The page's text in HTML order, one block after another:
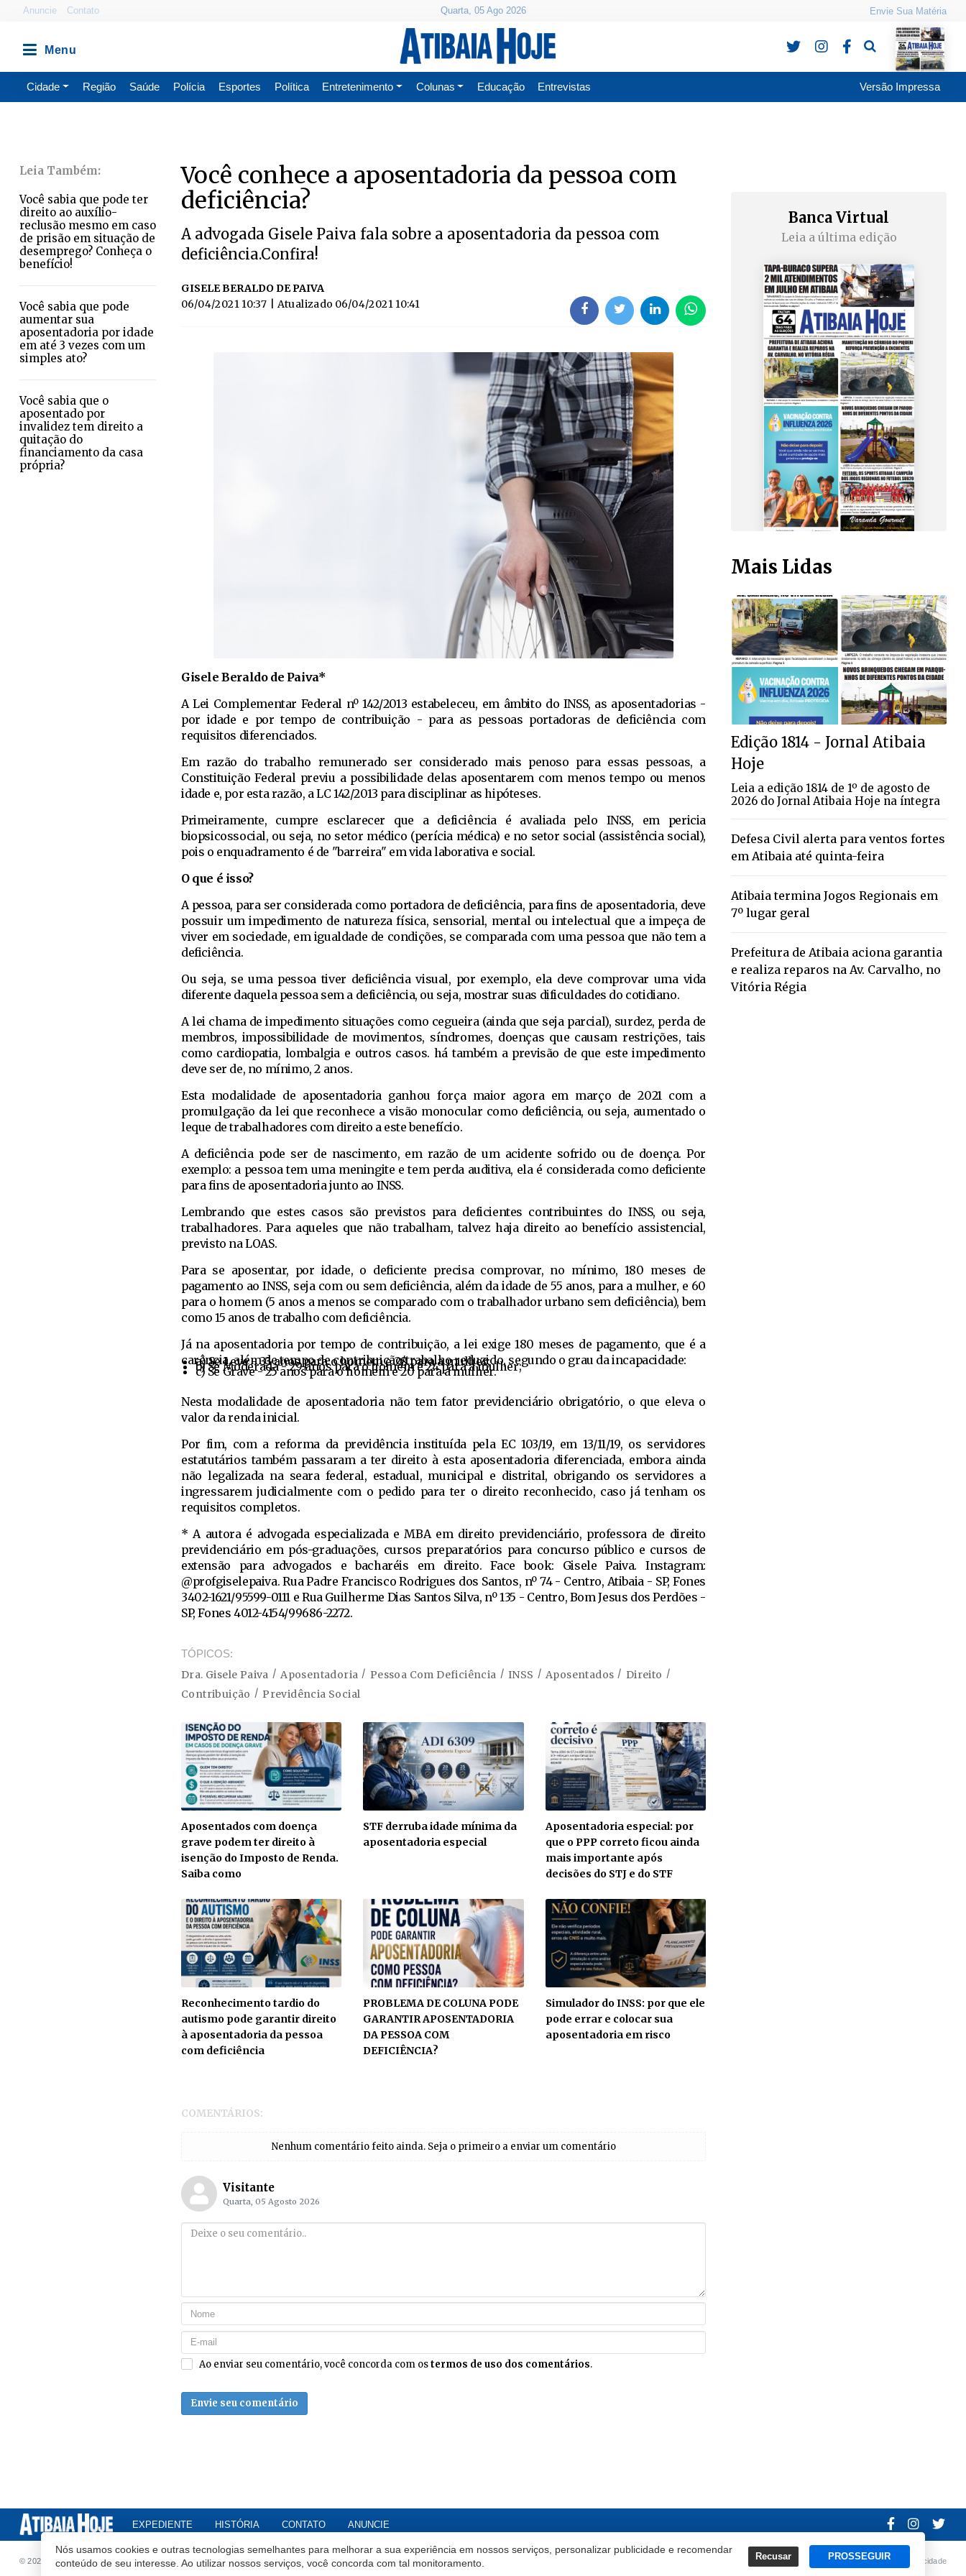
Nós usamos cookies e outras tecnologias semelhantes para melhorar a sua experiência em nossos serviços, personalizar publicidade e recomendar
conteúdo de seu interesse. Ao utilizar nossos serviços, você concorda com tal monitoramento.
Recusar PROSSEGUIR
Anuncie Contato Quarta, 05 Ago 2026 Envie Sua Matéria
Pesquisa
Cidade Região Saúde Polícia Esportes Política Entretenimento Colunas Educação Entrevistas Versão Impressa
Você sabia que pode ter
direito ao auxílio-
reclusão mesmo em caso
de prisão em situação de
desemprego? Conheça o
benefício!
Você sabia que pode
aumentar sua
aposentadoria por idade
em até 3 vezes com um
simples ato?
Você sabia que o
aposentado por
invalidez tem direito a
quitação do
financiamento da casa
própria?
Você conhece a aposentadoria da pessoa com
deficiência?
A advogada Gisele Paiva fala sobre a aposentadoria da pessoa com
deficiência.Confira!
GISELE BERALDO DE PAIVA
06/04/2021 10:37
| Atualizado 06/04/2021 10:41
Gisele Beraldo de Paiva*
ALei Complementar Federal nº 142/2013 estabeleceu, em âmbito do INSS, as aposentadorias -
por idade e por tempo de contribuição - para as pessoas portadoras de deficiência com
requisitos diferenciados.
Em razão do trabalho remunerado ser considerado mais penoso para essas pessoas, a
Constituição Federal previu a possibilidade delas aposentarem com menos tempo ou menos
idade e, por esta razão, a LC 142/2013 para disciplinar as hipóteses.
Primeiramente, cumpre esclarecer que a deficiência é avaliada pelo INSS, em pericia
biopsicossocial, ou seja, no setor médico (perícia médica) e no setor social (assistência social),
pois o enquadramento é de "barreira" em vida laborativa e social.
O que é isso?
A pessoa, para ser considerada como portadora de deficiência, para fins de aposentadoria, deve
possuir um impedimento de natureza física, sensorial, mental ou intelectual que a impeça de
viver em sociedade, em igualdade de condições, se comparada com uma pessoa que não tem a
deficiência.
Ou seja, se uma pessoa tiver deficiência visual, por exemplo, ela deve comprovar uma vida
diferente daquela pessoa sem a deficiência, ou seja, mostrar suas dificuldades do cotidiano.
A lei chama de impedimento situações como cegueira (ainda que seja parcial), surdez, perda de
membros, impossibilidade de movimentos, síndromes, doenças que causam restrições, tais
como cardiopatia, lombalgia e outros casos. há também a previsão de que este impedimento
deve ser de, no mínimo, 2 anos.
Esta modalidade de aposentadoria ganhou força maior agora em março de 2021 com a
promulgação da lei que reconhece a visão monocular como deficiência, ou seja, aumentado o
leque de trabalhadores com direito a este benefício.
A deficiência pode ser de nascimento, em razão de um acidente sofrido ou de doença. Por
exemplo: a pessoa tem uma meningite e tem perda auditiva, ela é considerada como deficiente
para fins de aposentadoria junto ao INSS.
Lembrando que estes casos são previstos para deficientes contribuintes do INSS, ou seja,
trabalhadores. Para aqueles que não trabalham, talvez haja direito ao benefício assistencial,
previsto na LOAS.
Para se aposentar, por idade, o deficiente precisa comprovar, no mínimo, 180 meses de
pagamento ao INSS, seja com ou sem deficiência, além da idade de 55 anos, para a mulher, e 60
para o homem (5 anos a menos se comparado com o trabalhador urbano sem deficiência), bem
como 15 anos de trabalho com deficiência.
Já na aposentadoria por tempo de contribuição, a lei exige 180 meses de pagamento, que é a
carência, além de tempo de contribuição/trabalho reduzido, segundo o grau da incapacidade:
a) Se Leve - 33 anos para o homem e 28 para a mulher;
b) Se Moderada - 29 anos para o homem e 24 para a mulher;
c) Se Grave - 25 anos para o homem e 20 para a mulher.
Nesta modalidade de aposentadoria não tem fator previdenciário obrigatório, o que eleva o
valor da renda inicial.
Por fim, com a reforma da previdência instituída pela EC 103/19, em 13/11/19, os servidores
estatutários também passaram a ter direito à esta aposentadoria diferenciada, embora ainda
não legalizada na seara federal, estadual, municipal e distrital, obrigando os servidores a
ingressarem judicialmente com o pedido para ter o direito reconhecido, caso já tenham os
requisitos completos.
* A autora é advogada especializada e MBA em direito previdenciário, professora de direito
previdenciário em pós-graduações, cursos preparatórios para concurso público e cursos de
extensão para advogados e bacharéis em direito. Face book: Gisele Paiva. Instagram:
@profgiselepaiva. Rua Padre Francisco Rodrigues dos Santos, nº 74 - Centro, Atibaia - SP, Fones
3402-1621/95599-0111 e Rua Guilherme Dias Santos Silva, nº 135 - Centro, Bom Jesus dos Perdões -
SP, Fones 4012-4154/99686-2272.
TÓPICOS
Dra. Gisele Paiva Aposentadoria Pessoa Com Deficiência INSS Aposentados
Direito
Contribuição
Previdência Social
Aposentados com doença
grave podem ter direito à
isenção do Imposto de Renda.
Saiba como
STF derruba idade mínima da
aposentadoria especial
Aposentadoria especial: por
que o PPP correto ficou ainda
mais importante após
decisões do STJ e do STF
Reconhecimento tardio do
autismo pode garantir direito
à aposentadoria da pessoa
com deficiência
PROBLEMA DE COLUNA PODE
GARANTIR APOSENTADORIA
DA PESSOA COM
DEFICIÊNCIA?
Simulador do INSS: por que ele
pode errar e colocar sua
aposentadoria em risco
COMENTÁRIOS:
Nenhum comentário feito ainda. Seja o primeiro a enviar um comentário
Visitante
Quarta, 05 Agosto 2026
Ao enviar seu comentário, você concorda com ostermos de uso dos comentários.
Envie seu comentário
Banca Virtual
Leia a última edição
Mais Lidas
Edição 1814 - Jornal Atibaia
Hoje
Leia a edição 1814 de 1º de agosto de
2026 do Jornal Atibaia Hoje na íntegra
Defesa Civil alerta para ventos fortes
em Atibaia até quinta-feira
Atibaia termina Jogos Regionais em
7º lugar geral
Prefeitura de Atibaia aciona garantia
e realiza reparos na Av. Carvalho, no
Vitória Régia
EXPEDIENTE HISTÓRIA CONTATO ANUNCIE
© 2020 Atibaia Hoje.Todos os direitos reservados.Desenvolvido por Termos e Políticas de Uso Privacidade